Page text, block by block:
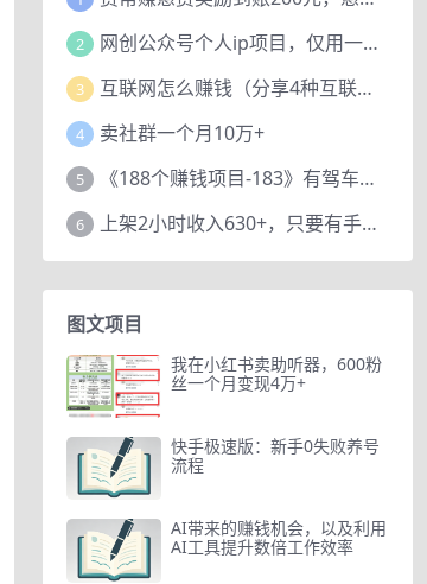
2 网创公众号个人ip项目，仅用一篇文章做到全网引流！
3 互联网怎么赚钱（分享4种互联网赚钱模式）
4 卖社群一个月10万+
5 《188个赚钱项目-183》有驾车评项目，动动小手，复制粘贴赚44元！
6 上架2小时收入630+，只要有手就能做的AI搞钱项目，奶奶看完都能学会!
图文项目
我在小红书卖助听器，600粉
丝一个月变现4万+
快手极速版：新手0失败养号
流程
AI带来的赚钱机会，以及利用
AI工具提升数倍工作效率